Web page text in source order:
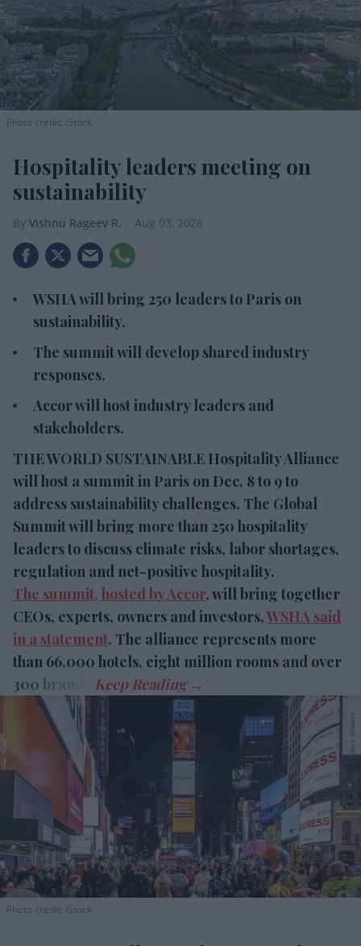
Photo credit: iStock
Hospitality leaders meeting on
sustainability
Vishnu Rageev R. Aug 03, 2026
WSHA will bring 250 leaders to Paris on
sustainability.
The summit will develop shared industry
responses.
Accor will host industry leaders and
stakeholders.
THE WORLD SUSTAINABLE Hospitality Alliance
will host a summit in Paris on Dec. 8 to 9 to
address sustainability challenges. The Global
Summit will bring more than 250 hospitality
leaders to discuss climate risks, labor shortages,
regulation and net-positive hospitality.
The summit, hosted by Accor, will bring together
CEOs, experts, owners and investors,WSHA said
in a statement. The alliance represents more
than 66,000 hotels, eight million rooms and over
300 brands.
Photo credit: iStock